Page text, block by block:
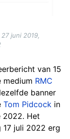
juni 2019,
van 15
medium RMC
banner
Tom Pidcock in
2022. Het
juli 2022 erg